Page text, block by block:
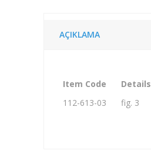
AÇIKLAMA
Item Code Details
112-613-03
fig. 3